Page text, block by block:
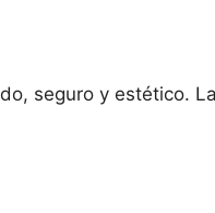
seguro y estético.